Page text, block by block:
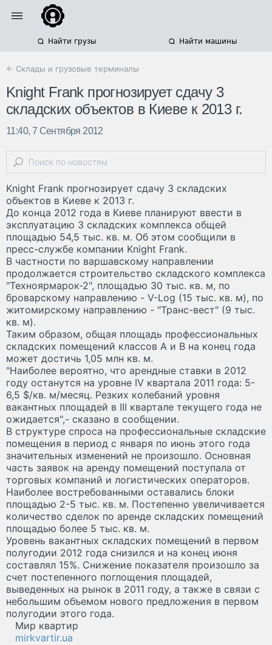
Найти грузы Найти машины
← Склады и грузовые терминалы
Knight Frank прогнозирует сдачу 3
складских объектов в Киеве к 2013 г.
11:40, 7 Сентября 2012
Knight Frank прогнозирует сдачу 3 складских
объектов в Киеве к 2013 г.
До конца 2012 года в Киеве планируют ввести в
эксплуатацию 3 складских комплекса общей
площадью 54,5 тыс. кв. м. Об этом сообщили в
пресс-службе компании Knight Frank.
В частности по варшавскому направлении
продолжается строительство складского комплекса
"Техноярмарок-2", площадью 30 тыс. кв. м, по
броварскому направлению - V-Log (15 тыс. кв. м), по
житомирскому направлению - "Транс-вест" (9 тыс.
кв. м).
Таким образом, общая площадь профессиональных
складских помещений классов A и B на конец года
может достичь 1,05 млн кв. м.
"Наиболее вероятно, что арендные ставки в 2012
году останутся на уровне IV квартала 2011 года: 5-
6,5 $/кв. м/месяц. Резких колебаний уровня
вакантных площадей в III квартале текущего года не
ожидается",- сказано в сообщении.
В структуре спроса на профессиональные складские
помещения в период с января по июнь этого года
значительных изменений не произошло. Основная
часть заявок на аренду помещений поступала от
торговых компаний и логистических операторов.
Наиболее востребованными оставались блоки
площадью 2-5 тыс. кв. м. Постепенно увеличивается
количество сделок по аренде складских помещений
площадью более 5 тыс. кв. м.
Уровень вакантных складских помещений в первом
полугодии 2012 года снизился и на конец июня
составлял 15%. Снижение показателя произошло за
счет постепенного поглощения площадей,
выведенных на рынок в 2011 году, а также в связи с
небольшим объемом нового предложения в первом
полугодии этого года.
Мир квартир
mirkvartir.ua